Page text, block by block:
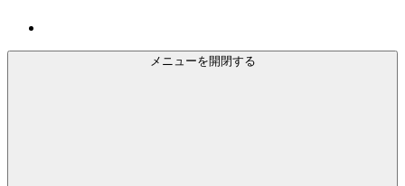
メニューを開閉する